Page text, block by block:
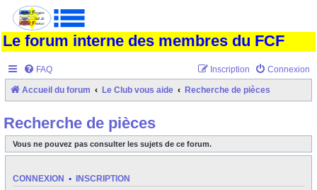
Le forum interne des membres du FCF
FAQ Connexion
Inscription
Accueil du forum Le Club vous aide Recherche de pièces
Recherche de pièces
Vous ne pouvez pas consulter les sujets de ce forum.
CONNEXION • INSCRIPTION